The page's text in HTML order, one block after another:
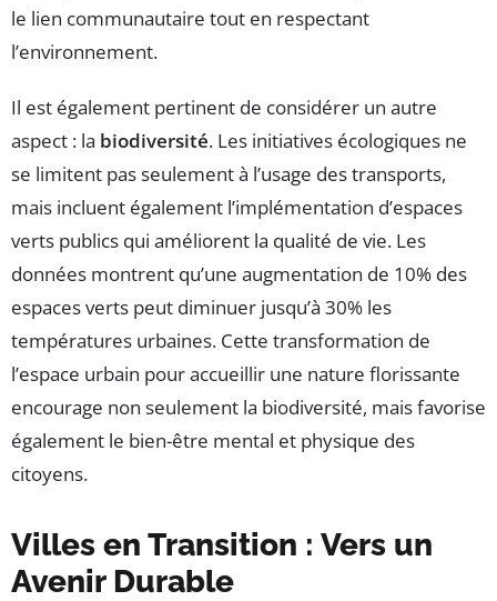
le lien communautaire tout en respectant
l’environnement.
Il est également pertinent de considérer un autre
aspect : la biodiversité. Les initiatives écologiques ne
se limitent pas seulement à l’usage des transports,
mais incluent également l’implémentation d’espaces
verts publics qui améliorent la qualité de vie. Les
données montrent qu’une augmentation de 10% des
espaces verts peut diminuer jusqu’à 30% les
températures urbaines. Cette transformation de
l’espace urbain pour accueillir une nature florissante
encourage non seulement la biodiversité, mais favorise
également le bien-être mental et physique des
citoyens.
Villes en Transition : Vers un
Avenir Durable